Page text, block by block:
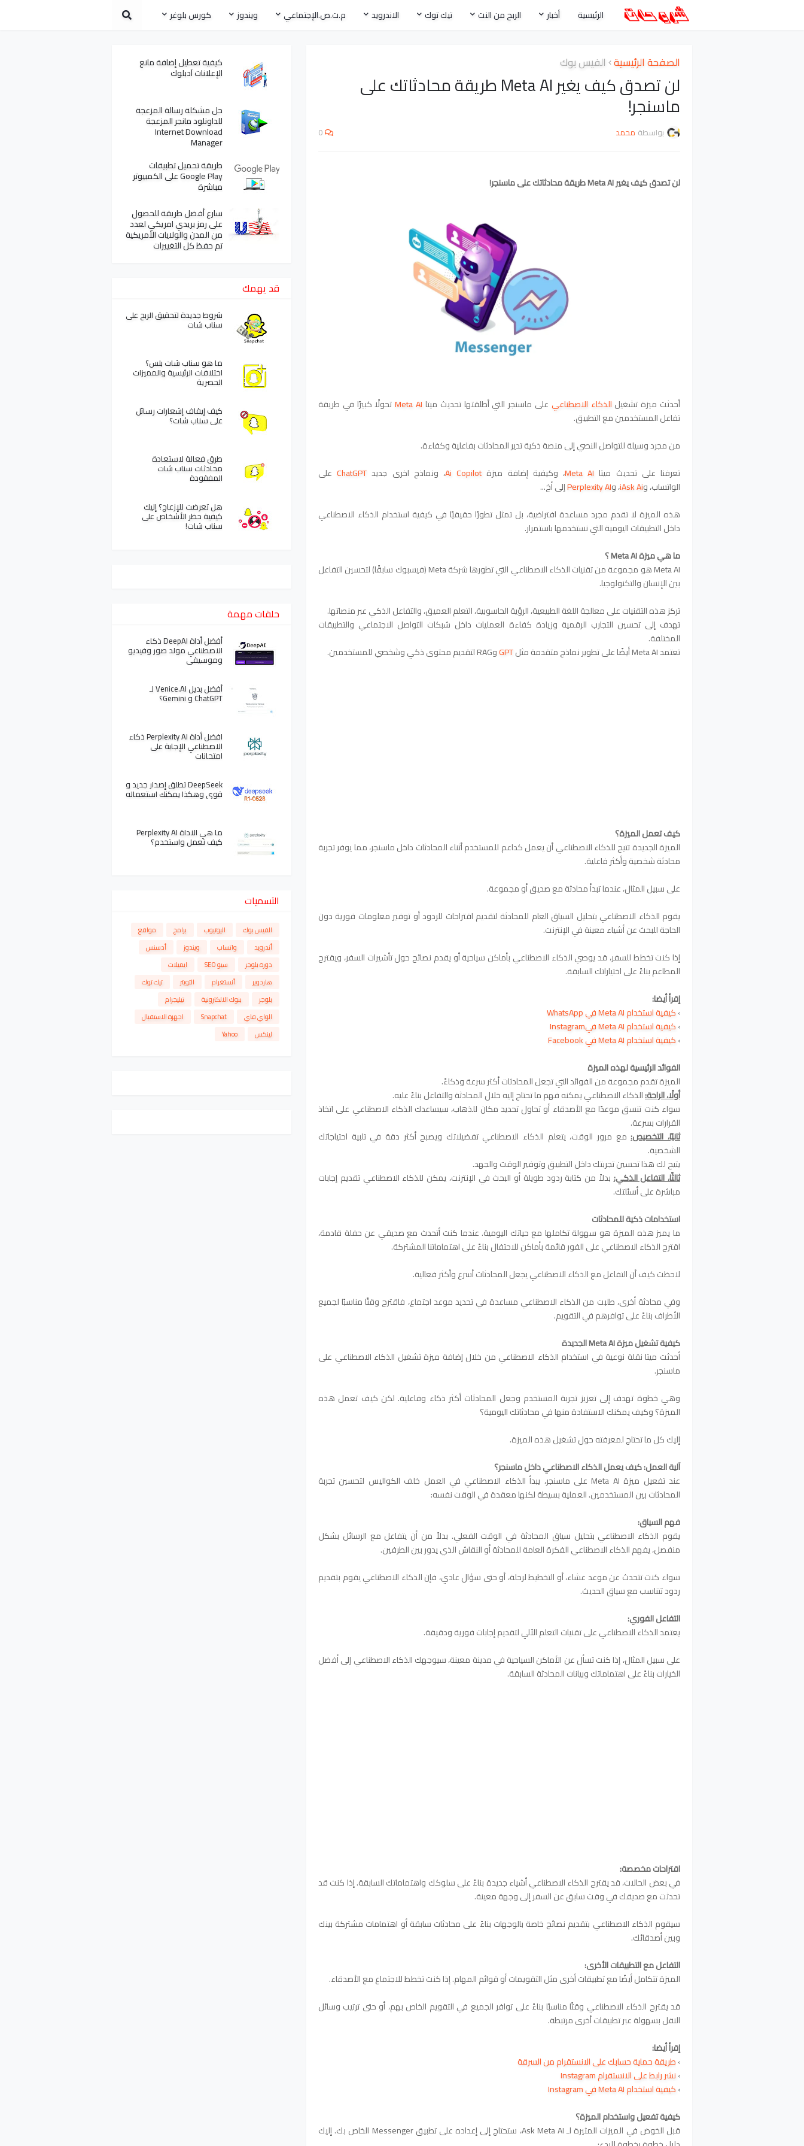
الرئيسية أخبار الربح من النت تيك توك الاندرويد م.ت.ص.الإجتماعي ويندوز كورس بلوغر
الصفحة الرئيسية الفيس بوك
لن تصدق كيف يغير Meta AI طريقة محادثاتك على
ماسنجر!
بواسطة محمد 0
لن تصدق كيف يغير Meta AI طريقة محادثاتك على ماسنجر!
أحدثت ميزة تشغيل الذكاء الاصطناعي على ماسنجر التي أطلقتها تحديث ميتا Meta AIتحولًا كبيرًا في طريقة
تفاعل المستخدمين مع التطبيق.
من مجرد وسيلة للتواصل النصي إلى منصة ذكية تدير المحادثات بفاعلية وكفاءة.
تعرفنا على تحديث ميتا Meta AI،وكيفية إضافة ميزةAi Copilot،ونماذج اخرى جديد ChatGPTعلى
الواتساب،وiAsk Ai،وPerplexity AIإلى أخ...
هذه الميزة لا تقدم مجرد مساعدة افتراضية، بل تمثل تطورًا حقيقيًا في كيفية استخدام الذكاء الاصطناعي
داخل التطبيقات اليومية التي نستخدمها باستمرار.
ما هي ميزة Meta AI ؟
Meta AI هو مجموعة من تقنيات الذكاء الاصطناعي التي تطورها شركة Meta (فيسبوك سابقًا) لتحسين التفاعل
بين الإنسان والتكنولوجيا.
تركز هذه التقنيات على معالجة اللغة الطبيعية، الرؤية الحاسوبية، التعلم العميق، والتفاعل الذكي عبر منصاتها.
تهدف إلى تحسين التجارب الرقمية وزيادة كفاءة العمليات داخل شبكات التواصل الاجتماعي والتطبيقات
المختلفة.
تعتمد Meta AI أيضًا على تطوير نماذج متقدمة مثل
GPTوRAG لتقديم محتوى ذكي وشخصي للمستخدمين.
كيف تعمل الميزة؟
الميزة الجديدة تتيح للذكاء الاصطناعي أن يعمل كداعم للمستخدم أثناء المحادثات داخل ماسنجر، مما يوفر تجربة
محادثة شخصية وأكثر فاعلية.
على سبيل المثال، عندما تبدأ محادثة مع صديق أو مجموعة.
يقوم الذكاء الاصطناعي بتحليل السياق العام للمحادثة لتقديم اقتراحات للردود أو توفير معلومات فورية دون
الحاجة للبحث عن أشياء معينة في الإنترنت.
إذا كنت تخطط للسفر، قد يوصي الذكاء الاصطناعي بأماكن سياحية أو يقدم نصائح حول تأشيرات السفر، ويقترح
المطاعم بناءً على اختياراتك السابقة.
إقرأ أيضا:
›كيفية استخدام Meta AI في WhatsApp
›كيفية استخدام Meta AI فيInstagram
›كيفية استخدام Meta AI في Facebook
الفوائد الرئيسية لهذه الميزة
الميزة تقدم مجموعة من الفوائد التي تجعل المحادثات أكثر سرعة وذكاءً.
أولًا، الراحة:الذكاء الاصطناعي يمكنه فهم ما تحتاج إليه خلال المحادثة والتفاعل بناءً عليه.
سواء كنت تنسق موعدًا مع الأصدقاء أو تحاول تحديد مكان للذهاب، سيساعدك الذكاء الاصطناعي على اتخاذ
القرارات بسرعة.
ثانيًا، التخصيص: مع مرور الوقت، يتعلم الذكاء الاصطناعي تفضيلاتك ويصبح أكثر دقة في تلبية احتياجاتك
الشخصية.
يتيح لك هذا تحسين تجربتك داخل التطبيق وتوفير الوقت والجهد.
ثالثًا، التفاعل الذكي:بدلاً من كتابة ردود طويلة أو البحث في الإنترنت، يمكن للذكاء الاصطناعي تقديم إجابات
مباشرة على أسئلتك.
استخدامات ذكية للمحادثات
ما يميز هذه الميزة هو سهولة تكاملها مع حياتك اليومية. عندما كنت أتحدث مع صديقي عن حفلة قادمة،
اقترح الذكاء الاصطناعي على الفور قائمة بأماكن للاحتفال بناءً على اهتماماتنا المشتركة.
لاحظت كيف أن التفاعل مع الذكاء الاصطناعي يجعل المحادثات أسرع وأكثر فعالية.
وفي محادثة أخرى، طلبت من الذكاء الاصطناعي مساعدة في تحديد موعد اجتماع، فاقترح وقتًا مناسبًا لجميع
الأطراف بناءً على توافرهم في التقويم.
كيفية تشغيل ميزة Meta AI الجديدة
أحدثت ميتا نقلة نوعية في استخدام الذكاء الاصطناعي من خلال إضافة ميزة تشغيل الذكاء الاصطناعي على
ماسنجر.
وهي خطوة تهدف إلى تعزيز تجربة المستخدم وجعل المحادثات أكثر ذكاء وفاعلية. لكن كيف تعمل هذه
الميزة؟ وكيف يمكنك الاستفادة منها في محادثاتك اليومية؟
إليك كل ما تحتاج لمعرفته حول تشغيل هذه الميزة.
آلية العمل: كيف يعمل الذكاء الاصطناعي داخل ماسنجر؟
عند تفعيل ميزة Meta AI على ماسنجر، يبدأ الذكاء الاصطناعي في العمل خلف الكواليس لتحسين تجربة
المحادثات بين المستخدمين. العملية بسيطة لكنها معقدة في الوقت نفسه:
فهم السياق:
يقوم الذكاء الاصطناعي بتحليل سياق المحادثة في الوقت الفعلي. بدلاً من أن يتفاعل مع الرسائل بشكل
منفصل، يفهم الذكاء الاصطناعي الفكرة العامة للمحادثة أو النقاش الذي يدور بين الطرفين.
سواء كنت تتحدث عن موعد عشاء، أو التخطيط لرحلة، أو حتى سؤال عادي، فإن الذكاء الاصطناعي يقوم بتقديم
ردود تتناسب مع سياق الحديث.
التفاعل الفوري:
يعتمد الذكاء الاصطناعي على تقنيات التعلم الآلي لتقديم إجابات فورية ودقيقة.
على سبيل المثال، إذا كنت تسأل عن الأماكن السياحية في مدينة معينة، سيوجهك الذكاء الاصطناعي إلى أفضل
الخيارات بناءً على اهتماماتك وبيانات المحادثة السابقة.
اقتراحات مخصصة:
في بعض الحالات، قد يقترح الذكاء الاصطناعي أشياء جديدة بناءً على سلوكك واهتماماتك السابقة. إذا كنت قد
تحدثت مع صديقك في وقت سابق عن السفر إلى وجهة معينة.
سيقوم الذكاء الاصطناعي بتقديم نصائح خاصة بالوجهات بناءً على محادثات سابقة أو اهتمامات مشتركة بينك
وبين أصدقائك.
التفاعل مع التطبيقات الأخرى:
الميزة تتكامل أيضًا مع تطبيقات أخرى مثل التقويمات أو قوائم المهام. إذا كنت تخطط للاجتماع مع الأصدقاء.
قد يقترح الذكاء الاصطناعي وقتًا مناسبًا بناءً على توافر الجميع في التقويم الخاص بهم، أو حتى ترتيب وسائل
النقل بسهولة عبر تطبيقات أخرى مرتبطة.
إقرأ أيضا:
›طريقة حماية حسابك على الانستقرام من السرقة
›نشر رابط على الانستقرام Instagram
›كيفية استخدام Meta AI في Instagram
كيفية تفعيل واستخدام الميزة؟
قبل الخوض في الميزات المثيرة لـ Ask Meta AI، ستحتاج إلى إعداده على تطبيق Messenger الخاص بك. إليك
كيفية تعطيل إضافة مانع
الإعلانات آدبلوك
حل مشكلة رسالة المزعجة
للداونلود مانجر المزعجة
Internet Download
Manager
طريقة تحميل تطبيقات
Google Play على الكمبيوتر
مباشرة
سارع أفضل طريقة للحصول
على رمز بريدي امريكي لعدد
من المدن والولايات الأمريكية
تم حفظ كل التغييرات
قد يهمك
شروط جديدة لتحقيق الربح على
سناب شات
ما هو سناب شات بلس؟
اختلافات الرئيسية والمميزات
الحصرية
كيف إيقاف إشعارات رسائل
على سناب شات؟
طرق فعالة لاستعادة
محادثات سناب شات
المفقودة
هل تعرضت للإزعاج؟ إليك
كيفية حظر الأشخاص على
سناب شات!
حلقات مهمة
أفضل أداة DeepAI ذكاء
الاصطناعي مولد صور وفيديو
وموسيقى
أفضل بديل Venice.AI لـ
ChatGPT و Gemini؟
افضل أداة Perplexity AI ذكاء
الاصطناعي الإجابة على
امتحانات
DeepSeek تطلق إصدار جديد و
قوي وهكذا يمكنك استعماله
ما هي الاداة Perplexity AI
كيف تعمل واستخدم؟
التسميات
الفيس بوك اليوتيوب برامج
مواقع
أندرويد
واتساب ويندوز
أدسنس
دورة بلوجر
سيو SEO
ايميلات
هاردوير
أنستغرام التويتر
تيك توك
بلوجر
بنوك الالكترونية
تيليجرام
الواي فاي
Snapchat
اجهزة الاستقبال
لينكس
Yahoo